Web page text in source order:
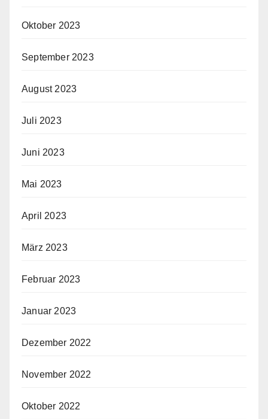
Oktober 2023
September 2023
August 2023
Juli 2023
Juni 2023
Mai 2023
April 2023
März 2023
Februar 2023
Januar 2023
Dezember 2022
November 2022
Oktober 2022